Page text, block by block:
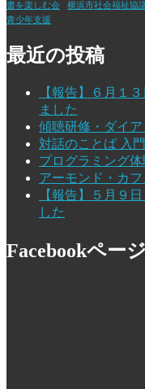
書を楽しむ会
横浜市社会福祉協
青少年支援
最近の投稿
【報告】６月１
ました
傾聴研修・ダイ
対話のことば 入
プログラミング体
アーモンド・カ
【報告】５月９
した
Facebookページ